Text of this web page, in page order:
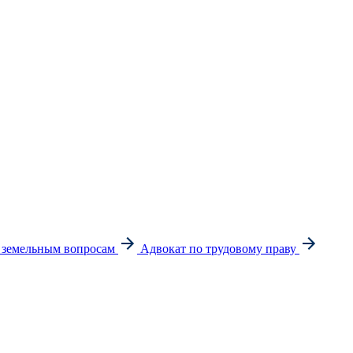
вопросам
Адвокат по трудовому праву